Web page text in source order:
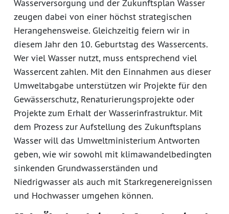
Wasserversorgung und der Zukunftsplan Wasser
zeugen dabei von einer höchst strategischen
Herangehensweise. Gleichzeitig feiern wir in
diesem Jahr den 10. Geburtstag des Wassercents.
Wer viel Wasser nutzt, muss entsprechend viel
Wassercent zahlen. Mit den Einnahmen aus dieser
Umweltabgabe unterstützen wir Projekte für den
Gewässerschutz, Renaturierungsprojekte oder
Projekte zum Erhalt der Wasserinfrastruktur. Mit
dem Prozess zur Aufstellung des Zukunftsplans
Wasser will das Umweltministerium Antworten
geben, wie wir sowohl mit klimawandelbedingten
sinkenden Grundwasserständen und
Niedrigwasser als auch mit Starkregenereignissen
und Hochwasser umgehen können.